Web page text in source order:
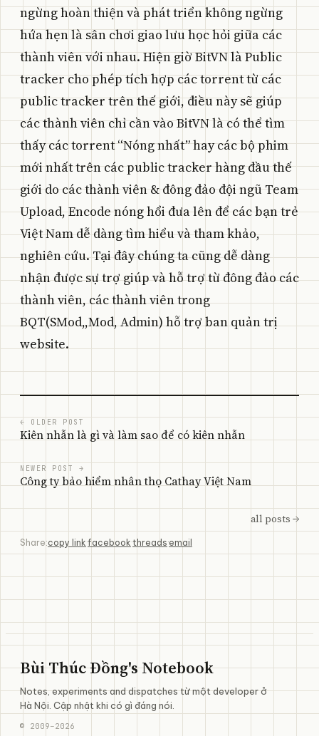
ngừng hoàn thiện và phát triển không ngừng
hứa hẹn là sân chơi giao lưu học hỏi giữa các
thành viên với nhau. Hiện giờ BitVN là Public
tracker cho phép tích hợp các torrent từ các
public tracker trên thế giới, điều này sẽ giúp
các thành viên chỉ cần vào BitVN là có thể tìm
thấy các torrent “Nóng nhất” hay các bộ phim
mới nhất trên các public tracker hàng đầu thế
giới do các thành viên & đông đảo đội ngũ Team
Upload, Encode nóng hổi đưa lên để các bạn trẻ
Việt Nam dễ dàng tìm hiểu và tham khảo,
nghiên cứu. Tại đây chúng ta cũng dễ dàng
nhận được sự trợ giúp và hỗ trợ từ đông đảo các
thành viên, các thành viên trong
BQT(SMod,,Mod, Admin) hỗ trợ ban quản trị
website.
← OLDER POST
Kiên nhẫn là gì và làm sao để có kiên nhẫn
NEWER POST →
Công ty bảo hiểm nhân thọ Cathay Việt Nam
all posts →
Share:copy link·facebook·threads·email
Bùi Thúc Đồng's Notebook
Notes, experiments and dispatches từ một developer ở
Hà Nội. Cập nhật khi có gì đáng nói.
© 2009–2026